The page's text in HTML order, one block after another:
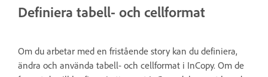
Definiera tabell- och cellformat
Om du arbetar med en fristående story kan du definiera,
ändra och använda tabell- och cellformat i InCopy. Om de